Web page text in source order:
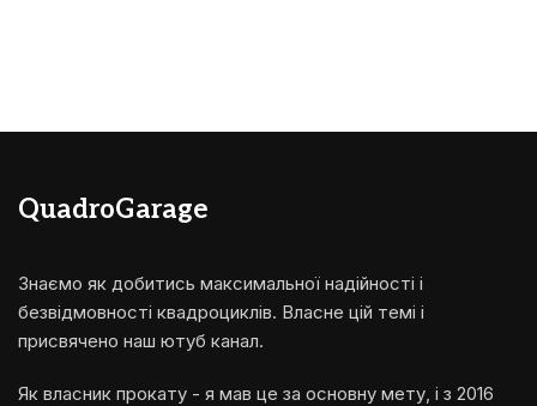
QuadroGarage
Знаємо як добитись максимальної надійності і
безвідмовності квадроциклів. Власне цій темі і
присвячено наш ютуб канал.
Як власник прокату - я мав це за основну мету, і з 2016